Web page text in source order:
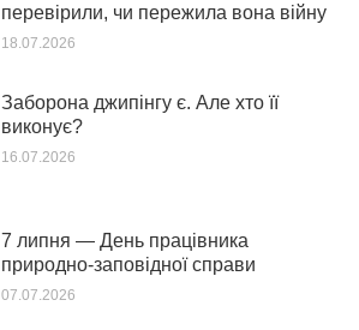
перевірили, чи пережила вона війну
18.07.2026
Заборона джипінгу є. Але хто її
виконує?
16.07.2026
7 липня — День працівника
природно-заповідної справи
07.07.2026